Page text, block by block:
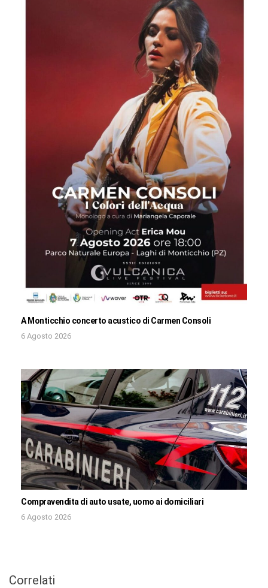
A Monticchio concerto acustico di Carmen Consoli
6 Agosto 2026
Compravendita di auto usate, uomo ai domiciliari
6 Agosto 2026
Correlati